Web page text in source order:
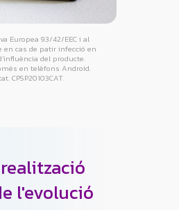
Europea 93/42/EEC i al
cas de patir infecció en
del producte.
en telèfons Android.
CPSP20103CAT.
l'evolució